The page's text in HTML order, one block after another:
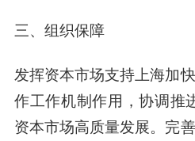
三、组织保障
发挥资本市场支持上海加
作工作机制作用，协调推
资本市场高质量发展。完